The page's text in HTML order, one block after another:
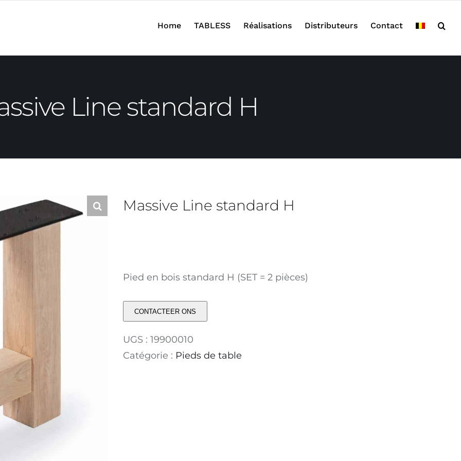
Home TABLESS Réalisations Distributeurs Contact
Line standard H
Massive Line standard H
Pied en bois standard H (SET = 2 pièces)
CONTACTEER ONS
UGS : 19900010
Catégorie : Pieds de table